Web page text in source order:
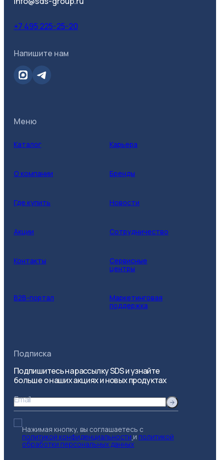
+7 495 225-25-20
Напишите нам
Меню
Каталог Карьера
О компании Бренды
Где купить Новости
Акции Сотрудничество
Контакты
Сервисные
центры
B2B-портал
Маркетинговая
поддержка
Подписка
Подпишитесь на рассылку SDS и узнайте
больше о наших акциях и новых продуктах
Email
Нажимая кнопку, вы соглашаетесь с
политикой конфиденциальности и политикой
обработки персональных данных